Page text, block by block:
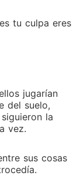
tu culpa eres
jugarían
del suelo,
la
vez.
sus cosas